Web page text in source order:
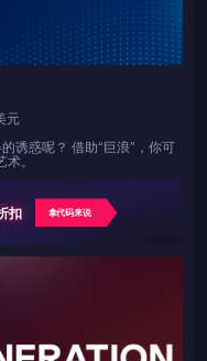
元
诱惑呢？ 借助“巨浪”，你可
。
扣 拿代码来说